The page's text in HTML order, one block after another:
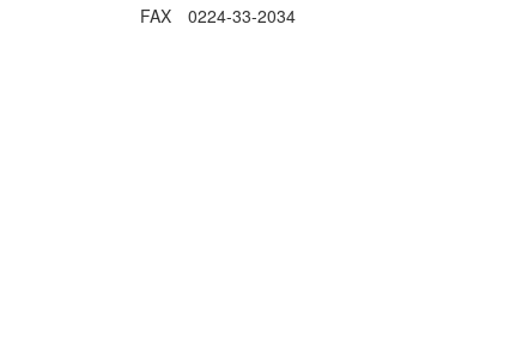
FAX 0224-33-2034